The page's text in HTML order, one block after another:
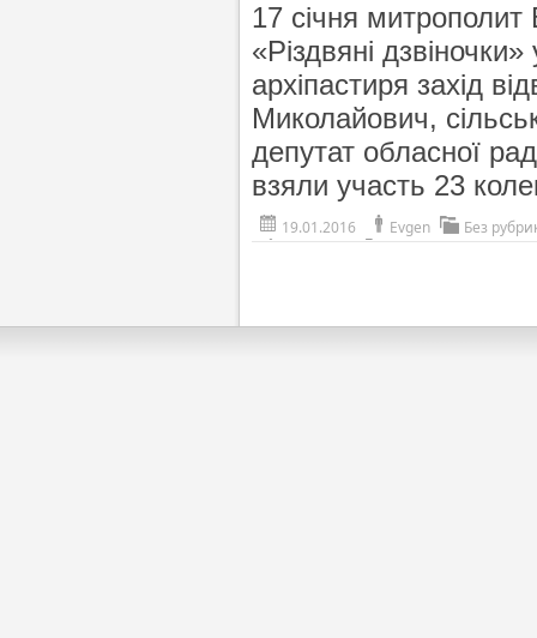
17 січня
«Різдвяні
архіпастиря захід
Миколайович,
депутат обласної
взяли участь 23
19.01.2016 Evgen Без